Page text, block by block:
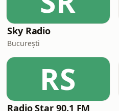
Sky Radio
București
RS
Radio Star 90.1 FM